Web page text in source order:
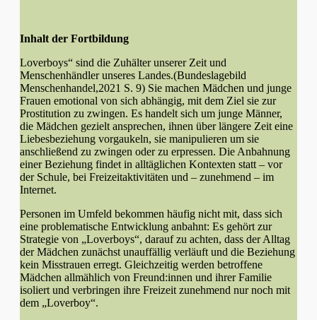
Inhalt der Fortbildung
Loverboys“ sind die Zuhälter unserer Zeit und
Menschenhändler unseres Landes.(Bundeslagebild
Menschenhandel,2021 S. 9) Sie machen Mädchen und junge
Frauen emotional von sich abhängig, mit dem Ziel sie zur
Prostitution zu zwingen. Es handelt sich um junge Männer,
die Mädchen gezielt ansprechen, ihnen über längere Zeit eine
Liebesbeziehung vorgaukeln, sie manipulieren um sie
anschließend zu zwingen oder zu erpressen. Die Anbahnung
einer Beziehung findet in alltäglichen Kontexten statt – vor
der Schule, bei Freizeitaktivitäten und – zunehmend – im
Internet.
Personen im Umfeld bekommen häufig nicht mit, dass sich
eine problematische Entwicklung anbahnt: Es gehört zur
Strategie von „Loverboys“, darauf zu achten, dass der Alltag
der Mädchen zunächst unauffällig verläuft und die Beziehung
kein Misstrauen erregt. Gleichzeitig werden betroffene
Mädchen allmählich von Freund:innen und ihrer Familie
isoliert und verbringen ihre Freizeit zunehmend nur noch mit
dem „Loverboy“.